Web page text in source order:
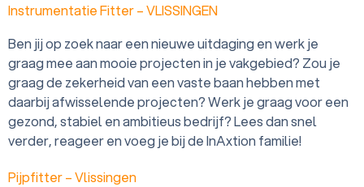
Instrumentatie Fitter – VLISSINGEN
Ben jij op zoek naar een nieuwe uitdaging en werk je
graag mee aan mooie projecten in je vakgebied? Zou je
graag de zekerheid van een vaste baan hebben met
daarbij afwisselende projecten? Werk je graag voor een
gezond, stabiel en ambitieus bedrijf? Lees dan snel
verder, reageer en voeg je bij de InAxtion familie!
Pijpfitter – Vlissingen